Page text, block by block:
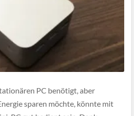
PC benötigt, aber
sparen möchte, könnte mit